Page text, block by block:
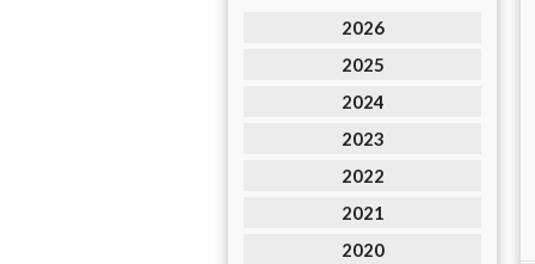
2026
2025
2024
2023
2022
2021
2020